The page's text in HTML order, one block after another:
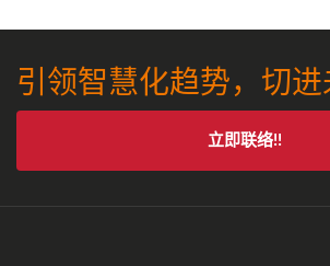
引领智慧化趋势，切
立即联络!!